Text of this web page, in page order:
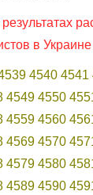
в Украине
4540 4541
4549 4550
4559 4560
4569 4570
4579 4580
4589 4590